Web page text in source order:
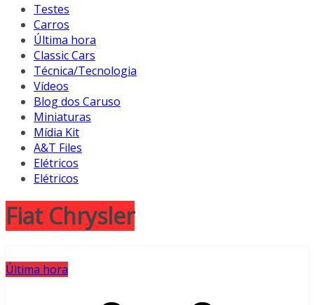
Testes
Carros
Última hora
Classic Cars
Técnica/Tecnologia
Vídeos
Blog dos Caruso
Miniaturas
Mídia Kit
A&T Files
Elétricos
Elétricos
Fiat Chrysler
Última hora